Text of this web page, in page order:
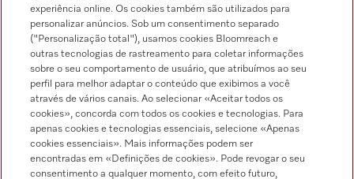
Siga a Miele Professional
experiência online. Os cookies também são utilizados para
personalizar anúncios. Sob um consentimento separado
("Personalização total"), usamos cookies Bloomreach e
outras tecnologias de rastreamento para coletar informações
sobre o seu comportamento de usuário, que atribuímos ao seu
perfil para melhor adaptar o conteúdo que exibimos a você
através de vários canais. Ao selecionar «Aceitar todos os
cookies», concorda com todos os cookies e tecnologias. Para
apenas cookies e tecnologias essenciais, selecione «Apenas
cookies essenciais». Mais informações podem ser
encontradas em «Definições de cookies». Pode revogar o seu
consentimento a qualquer momento, com efeito futuro,